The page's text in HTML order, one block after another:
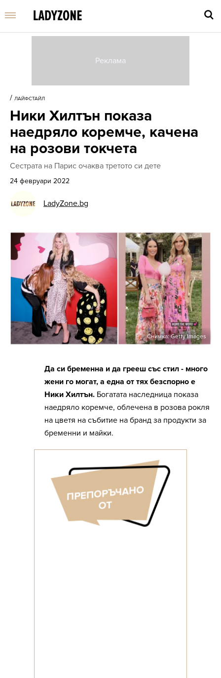
/ ЛАЙФСТАЙЛ
Ники Хилтън показа
наедряло коремче, качена
на розови токчета
Сестрата на Парис очаква третото си дете
24 февруари 2022
LadyZone.bg
Снимка: Getty Images
Да си бременна и да грееш със стил - много
жени го могат, а една от тях безспорно е
Ники Хилтън. Богатата наследница показа
наедряло коремче, облечена в розова рокля
на цветя на събитие на бранд за продукти за
бременни и майки.